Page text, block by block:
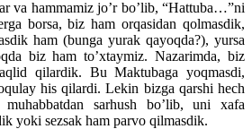
va hammamiz jo’r bo’lib, “Hattuba…”ni
borsa, biz ham orqasidan qolmasdik,
ham (bunga yurak qayoqda?), yursa
biz ham to’xtaymiz. Nazarimda, biz
qilardik. Bu Maktubaga yoqmasdi,
his qilardi. Lekin bizga qarshi hech
sarhush bo’lib, uni xafa
yoki sezsak ham parvo qilmasdik.